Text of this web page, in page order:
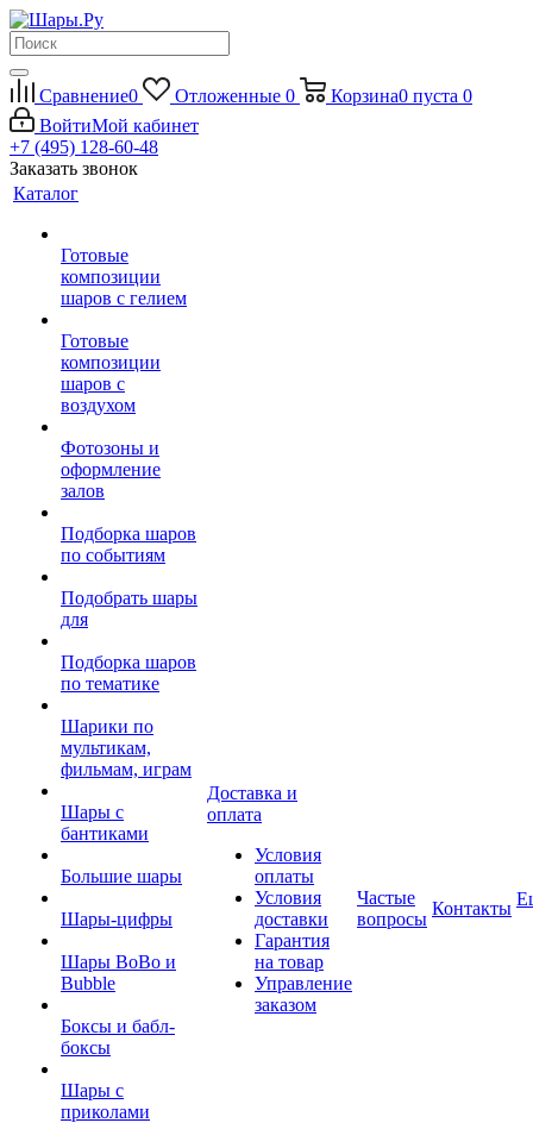
Сравнение0 Отложенные 0 Корзина0 пуста 0
ВойтиМой кабинет
+7 (495) 128-60-48
Заказать звонок
Каталог
Готовые
композиции
шаров с гелием
Готовые
композиции
шаров с
воздухом
Фотозоны и
оформление
залов
Подборка шаров
по событиям
Подобрать шары
для
Подборка шаров
по тематике
Шарики по
мультикам,
фильмам, играм
Шары с
бантиками
Большие шары
Шары-цифры
Шары BoBo и
Bubble
Боксы и бабл-
боксы
Шары с
приколами
Доставка и
оплата
Условия
оплаты
Условия
доставки
Гарантия
на товар
Управление
заказом
Частые
вопросы
Контакты